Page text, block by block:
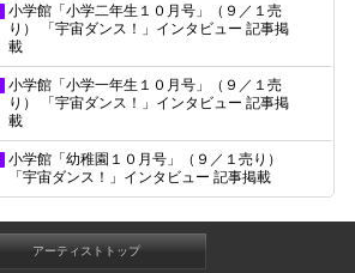
小学館「小学二年生１０月号」（９／１売
り） 「宇宙ダンス！」インタビュー 記事掲
載
小学館「小学一年生１０月号」（９／１売
り） 「宇宙ダンス！」インタビュー 記事掲
載
小学館「幼稚園１０月号」（９／１売り）
「宇宙ダンス！」インタビュー 記事掲載
アーティストトップ